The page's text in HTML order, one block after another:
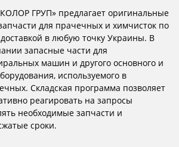
ГРУП» предлагает оригинальные
для прачечных и химчисток по
в ​​любую точку Украины. В
запасные части для
машин и другого основного и
используемого в
Складская программа позволяет
реагировать на запросы
необходимые запчасти и
сроки.